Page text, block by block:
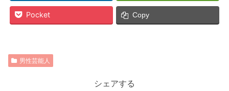
Pocket Copy
男性芸能人
シェアする